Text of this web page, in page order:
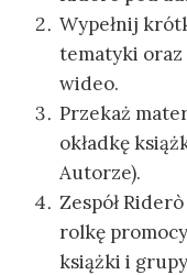
Wypełnij
tematyki oraz
wideo.
Przekaż
okładkę
Autorze).
Zespół
rolkę
książki i